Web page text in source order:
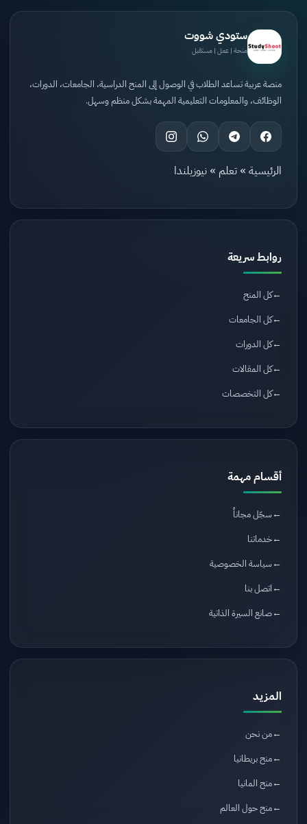
ستودي شووت
منحة | عمل | مستقبل
منصة عربية تساعد الطلاب في الوصول إلى المنح الدراسية، الجامعات، الدورات،
الوظائف، والمعلومات التعليمية المهمة بشكل منظم وسهل.
الرئيسية » تعلم » نيوزيلندا
روابط سريعة
كل المنح
كل الجامعات
كل الدورات
كل المقالات
كل التخصصات
أقسام مهمة
سجّل مجاناً
خدماتنا
سياسة الخصوصية
اتصل بنا
صانع السيرة الذاتية
المزيد
من نحن
منح بريطانيا
منح المانيا
منح حول العالم